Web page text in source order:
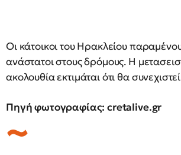
Οι κάτοικοι του Ηρακλείου
ανάστατοι στους δρόμους. Η
ακολουθία εκτιμάται ότι θα
Πηγή φωτογραφίας: cretalive.gr